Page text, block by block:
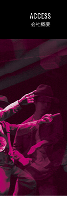
ACCESS
会社概要